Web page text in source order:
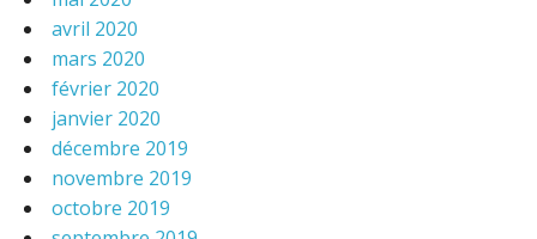
avril 2020
mars 2020
février 2020
janvier 2020
décembre 2019
novembre 2019
octobre 2019